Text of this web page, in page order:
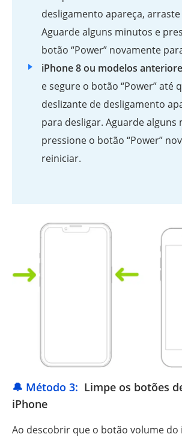
desligamento apareça,
Aguarde alguns minutos e
botão “Power” novamente
iPhone 8 ou modelos
e segure o botão “Power” até
deslizante de desligamento
para desligar. Aguarde alguns
pressione o botão “Power”
reiniciar.
🔔 Método 3: Limpe os botões
iPhone
Ao descobrir que o botão volume do